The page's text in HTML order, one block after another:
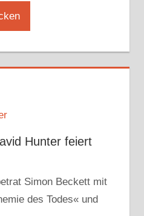
Hunter feiert
Simon Beckett mit
des Todes« und